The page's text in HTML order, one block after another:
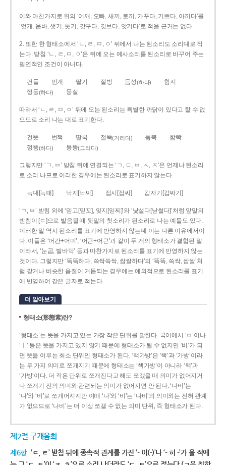
이와 마찬가지로 위의 ‘어깨, 오빠, 새끼, 토끼, 가꾸다, 기쁘다, 아끼다’를
‘엇개, 옵바, 샛기, 톳기, 갓구다, 깃브다, 앗기다’로 적을 근거는 없다.
2. 또한 한 형태소에서 ‘ㄴ, ㄹ, ㅁ, ㅇ’ 뒤에서 나는 된소리도 소리대로 적
는다. 받침 ‘ㄴ, ㄹ, ㅁ, ㅇ’은 뒤에 오는 예사소리를 된소리로 바꾸어 주는
필연적인 조건이 아니다.
건들 번개 딸기 절벙 듬성(하다)
함지
껑둥(하다) 뭉실
따라서 ‘ㄴ, ㄹ, ㅁ, ㅇ’ 뒤에 오는 된소리는 특별한 까닭이 있다고 할 수 없
으므로 소리 나는 대로 표기한다.
건뜻 번쩍 딸꾹 절뚝(거리다) 듬뿍
함빡
껑뚱(하다) 뭉뚱(그리다)
그렇지만 ‘ㄱ, ㅂ’ 받침 뒤에 연결되는 ‘ㄱ, ㄷ, ㅂ, ㅅ, ㅈ’은 언제나 된소리
로 소리 나므로 이러한 경우에는 된소리로 표기하지 않는다.
늑대[늑때] 낙지[낙찌] 접시[접씨] 갑자기[갑짜기]
‘ㄱ, ㅂ’ 받침 외에 ‘믿고[믿꼬], 잊지[읻찌]’와 ‘낯설다[낟썰다]’처럼 앞말의
받침이 [ㄷ]으로 발음될 때 뒷말의 첫소리가 된소리로 나는 예들도 있다.
이러한 말 역시 된소리를 표기에 반영하지 않는데 이는 다른 이유에서이
다. 이들은 ‘어간+어미’, ‘어근+어근’과 같이 두 개의 형태소가 결합된 말
이라서, ‘눈곱, 발바닥’ 등과 마찬가지로 된소리를 표기에 반영하지 않는
것이다. 그렇지만 ‘똑똑하다, 쓱싹쓱싹, 쌉쌀하다’의 ‘똑똑, 쓱싹, 쌉쌀’처
럼 같거나 비슷한 음절이 거듭되는 경우에는 예외적으로 된소리를 표기
에 반영하여 같은 글자로 적는다.
더 알아보기
형태소(形態素)란?
‘형태소’는 뜻을 가지고 있는 가장 작은 단위를 말한다. 국어에서 ‘ㅂ’이나
‘ㅣ’ 등은 뜻을 가지고 있지 않기 때문에 형태소가 될 수 없지만 ‘비’가 되
면 뜻을 이루는 최소 단위인 형태소가 된다. ‘책가방’은 ‘책’과 ‘가방’이라
는 두 가지 의미로 쪼개지기 때문에 형태소는 ‘책가방’이 아니라 ‘책’과
‘가방’이다. 더 작은 단위로 쪼개진다고 해도 쪼갰을 때 의미가 없어지거
나 쪼개기 전의 의미와 관련되는 의미가 없어지면 안 된다. ‘나비’는
‘나’와 ‘비’로 쪼개어지지만 이때 ‘나’와 ‘비’는 ‘나비’의 의미와는 전혀 관계
가 없으므로 ‘나비’는 더 이상 쪼갤 수 없는 의미 단위, 즉 형태소가 된다.
제2절 구개음화
제6항 ‘ㄷ, ㅌ’ 받침 뒤에 종속적 관계를 가진 ‘- 이(-)’나 ‘- 히 -’가 올 적에